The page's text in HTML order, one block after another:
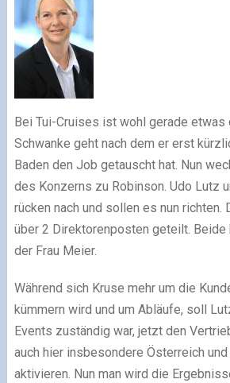
Bei Tui-Cruises ist wohl gerade etwas
Schwanke geht nach dem er erst
Baden den Job getauscht hat. Nun
des Konzerns zu Robinson. Udo Lutz
rücken nach und sollen es nun richten.
über 2 Direktorenposten geteilt.
der Frau Meier.
Während sich Kruse mehr um die
kümmern wird und um Abläufe, soll
Events zuständig war, jetzt den
auch hier insbesondere Österreich
aktivieren. Nun man wird die